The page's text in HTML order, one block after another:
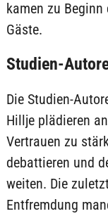
kamen zu
Gäste.
Studien-
Die Studien-
Hillje plädieren
Vertrauen zu
debattieren und
weiten. Die
Entfremdung